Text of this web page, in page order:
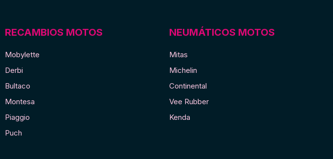
RECAMBIOS MOTOS
Mobylette
Derbi
Bultaco
Montesa
Piaggio
Puch
NEUMÁTICOS MOTOS
Mitas
Michelin
Continental
Vee Rubber
Kenda